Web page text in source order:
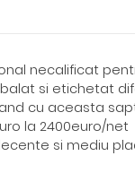
necalificat
si etichetat
cu aceasta
la 2400euro/net
si mediu